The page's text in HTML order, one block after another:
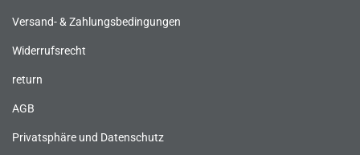
Versand- & Zahlungsbedingungen
Widerrufsrecht
return
AGB
Privatsphäre und Datenschutz